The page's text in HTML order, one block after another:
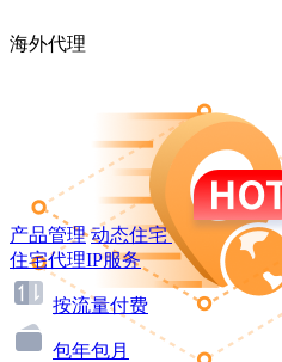
海外代理
产品管理 动态住宅
住宅代理IP服务
按流量付费
包年包月